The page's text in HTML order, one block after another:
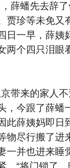
蟠先去辞了
贾珍等未免又
日一早，薛姨
两个四只泪眼
来的家人不
，今跟了薛蟠
此薛姨妈即日
物尽行搬了进
一并也进来睡